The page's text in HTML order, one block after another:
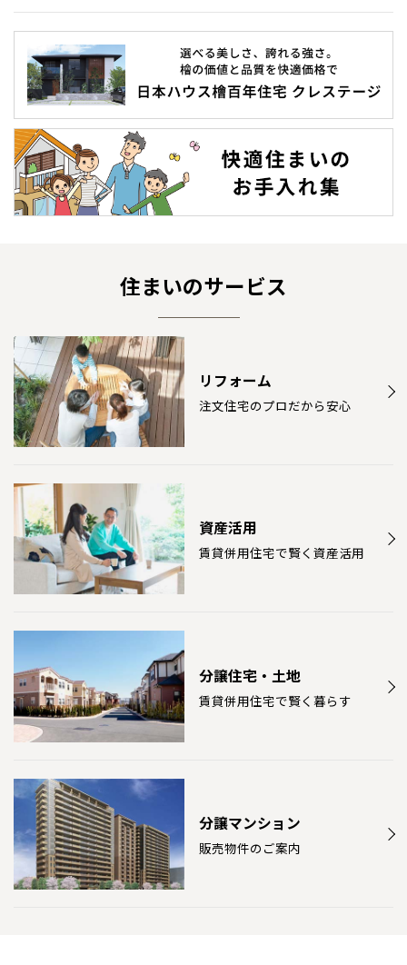
住まいのサービス
リフォーム
注文住宅のプロだから安心
資産活用
賃貸併用住宅で賢く資産活用
分譲住宅・土地
賃貸併用住宅で賢く暮らす
分譲マンション
販売物件のご案内